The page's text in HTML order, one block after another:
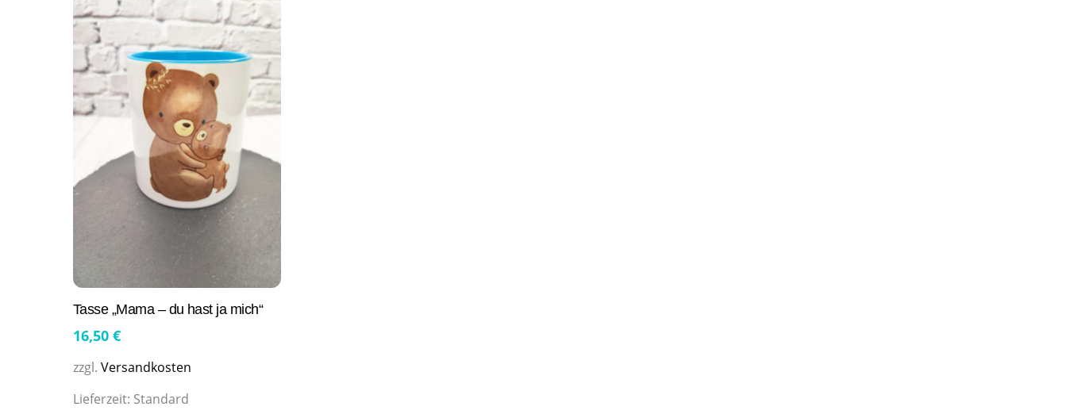
Tasse „Mama – du hast ja mich“
16,50 €
zzgl. Versandkosten
Lieferzeit: Standard